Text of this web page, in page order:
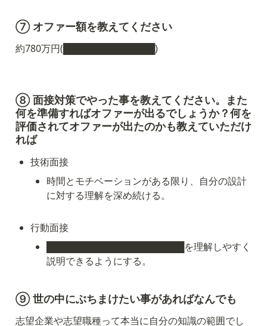
⑦ オファー額を教えてください
約780万円(██████████████)
⑧ 面接対策でやった事を教えてください。また
何を準備すればオファーが出るでしょうか？何を
評価されてオファーが出たのかも教えていただけ
れば
技術面接
時間とモチベーションがある限り、自分の設計
に対する理解を深め続ける。
行動面接
█████████████████████を理解しやすく
説明できるようにする。
⑨ 世の中にぶちまけたい事があればなんでも
志望企業や志望職種って本当に自分の知識の範囲でし